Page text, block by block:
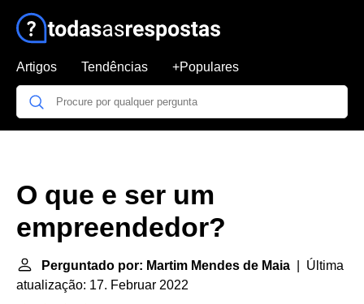
Artigos Tendências +Populares
O que e ser um
empreendedor?
Perguntado por: Martim Mendes de Maia | Última
atualização: 17. Februar 2022